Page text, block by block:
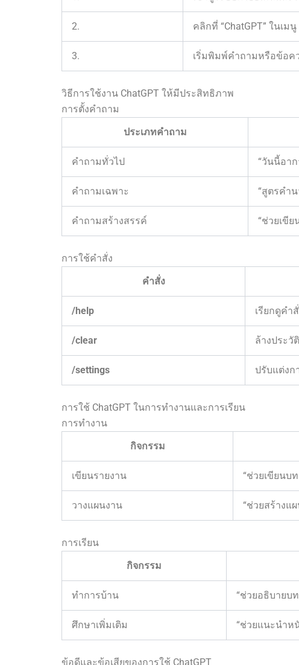
2. คลิกที่ “ChatGPT” ในเมนู
3. เริ่มพิมพ์คำถามหรือข้อค
วิธีการใช้งาน ChatGPT ให้มีประสิทธิภาพ
การตั้งคำถาม
ประเภทคำถาม
คำถามทั่วไป “วันนี้อาก
คำถามเฉพาะ “สูตรคำ
คำถามสร้างสรรค์ “ช่วยเขี
การใช้คำสั่ง
คำสั่ง
/help เรียกดูคำ
/clear ล้างประวั
/settings ปรับแต่งก
การใช้ ChatGPT ในการทำงานและการเรียน
การทำงาน
กิจกรรม
เขียนรายงาน “ช่วยเขียนบ
วางแผนงาน “ช่วยสร้างแ
การเรียน
กิจกรรม
ทำการบ้าน “ช่วยอธิบายบ
ศึกษาเพิ่มเติม “ช่วยแนะนำห
ข้อดีและข้อเสียของการใช้ ChatGPT